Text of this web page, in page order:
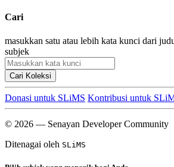
Cari
masukkan satu atau lebih kata kunci dari
subjek
Cari Koleksi
Donasi untuk SLiMS Kontribusi untuk
© 2026 — Senayan Developer Community
Ditenagai oleh SLiMS